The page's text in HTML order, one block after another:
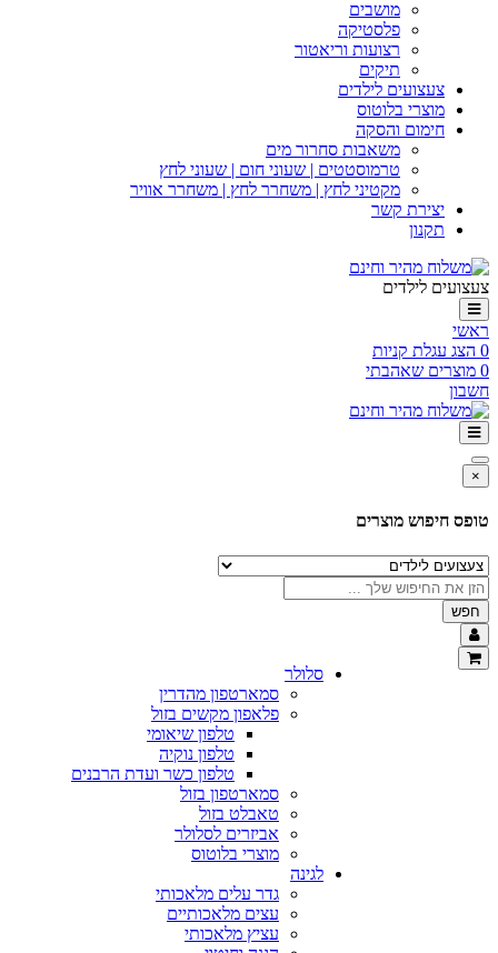
פלסטיקה
רצועות וריאטור
לילדים
בלוטוס
והסקה
משאבות סחרור מים
טרמוסטטים | שעוני חום | שעוני לחץ
מקטיני לחץ | משחרר לחץ | משחרר אוויר
קשר
קניות
מוצרים
סמארטפון מהדרין
פלאפון מקשים בזול
טלפון שיאומי
טלפון נוקיה
טלפון כשר ועדת הרבנים
סמארטפון בזול
טאבלט בזול
אביזרים לסלולר
מוצרי בלוטוס
גדר עלים מלאכותי
עצים מלאכותיים
עציץ מלאכותי